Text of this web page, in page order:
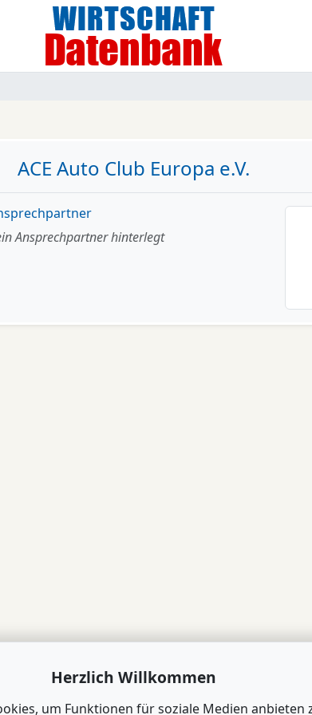
ACE Auto Club Europa e.V.
Ansprechpartner hinterlegt
Herzlich Willkommen
um Funktionen für soziale Medien anbieten